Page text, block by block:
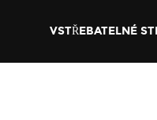
VSTŘEBATELNÉ